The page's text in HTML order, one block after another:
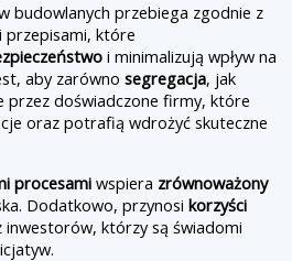
budowlanych przebiega zgodnie z
przepisami, które
i minimalizują wpływ na
aby zarówno segregacja, jak
przez doświadczone firmy, które
oraz potrafią wdrożyć skuteczne
procesami wspiera zrównoważony
Dodatkowo, przynosi korzyści
którzy są świadomi